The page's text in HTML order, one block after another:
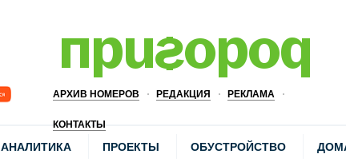
АРХИВ НОМЕРОВ РЕДАКЦИЯ РЕКЛАМА
КОНТАКТЫ
АНАЛИТИКА ПРОЕКТЫ ОБУСТРОЙСТВО